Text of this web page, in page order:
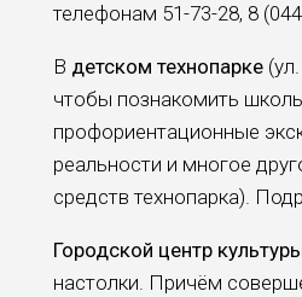
телефонам 51-73-28, 8
В детском технопар­ке
чтобы познакомить
профориентационные
реально­сти и многое
средств технопарка).
Городской центр
на­столки. Причём